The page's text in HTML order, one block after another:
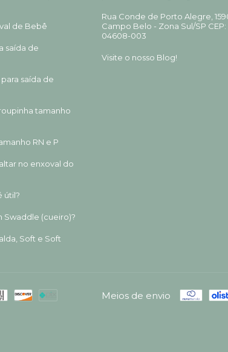
de Bebê
saída de
saída de
tamanho
RN e P
no enxoval do
útil?
Swaddle (cueiro)?
Soft e Soft
Rua Conde de Porto Alegre,
Campo Belo - Zona Sul/SP CEP:
04608-003
Visite o nosso Blog!
Meios de envio